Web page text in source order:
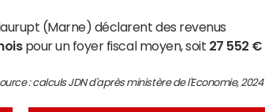
(Marne) déclarent des revenus
pour un foyer fiscal moyen, soit 27 552 €
: calculs JDN d'après ministère de l'Economie, 2024